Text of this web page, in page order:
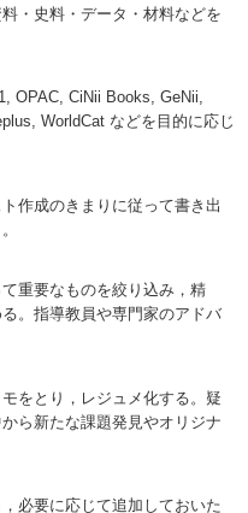
・史料・データ・材料などを
OPAC, CiNii Books, GeNii,
WorldCat などを目的に応じ
作成のきまりに従って書き出
重要なものを絞り込み，精
。指導教員や専門家のアドバ
をとり，レジュメ化する。疑
ら新たな課題発見やオリジナ
必要に応じて追加しておいた